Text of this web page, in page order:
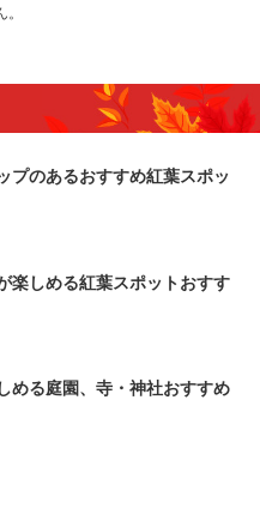
プのあるおすすめ紅葉スポッ
楽しめる紅葉スポットおすす
める庭園、寺・神社おすすめ